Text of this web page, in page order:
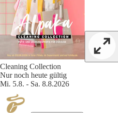
Cleaning Collection
Nur noch heute gültig
Mi. 5.8. - Sa. 8.8.2026